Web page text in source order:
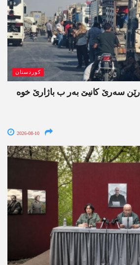
کوردستان
سەرێ کانیێ بەر ب باژارێ خوە
2026-08-10